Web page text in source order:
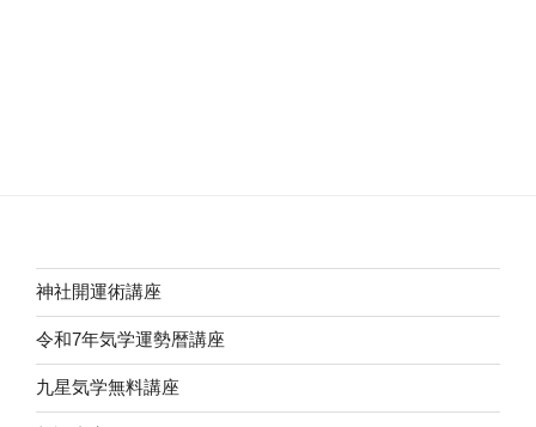
神社開運術講座
令和7年気学運勢暦講座
九星気学無料講座